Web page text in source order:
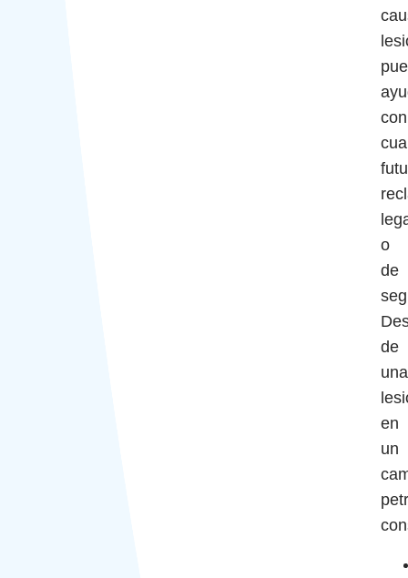
con
o
de
de
una
en
un